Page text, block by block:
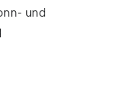
und